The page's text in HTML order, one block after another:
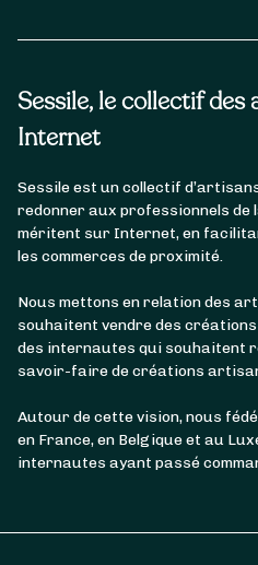
Sessile, le collectif
Internet
Sessile est un collectif
redonner aux professionnels de
méritent sur Internet, en
les commerces de proximité.
Nous mettons en relation des
souhaitent vendre des
des internautes qui souhaitent
savoir-faire de créations
Autour de cette vision, nous
en France, en Belgique et au
internautes ayant passé